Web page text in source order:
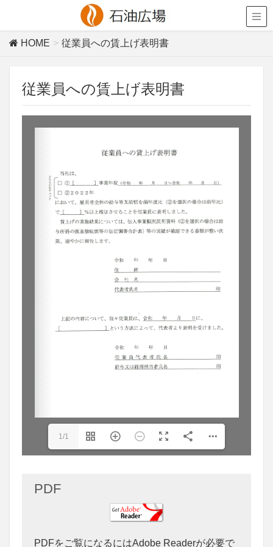
HOME 従業員への賃上げ表明書
従業員への賃上げ表明書
1/1
PDF
PDFをご覧になるにはAdobe Readerが必要で